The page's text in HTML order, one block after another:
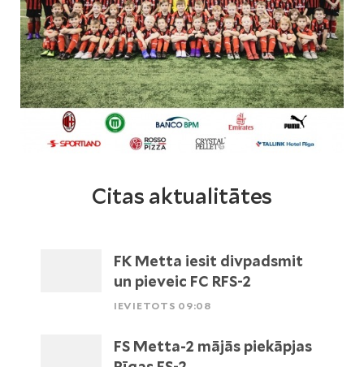
Citas aktualitātes
FK Metta iesit divpadsmit
un pieveic FC RFS-2
IEVIETOTS 09:08
FS Metta-2 mājās piekāpjas